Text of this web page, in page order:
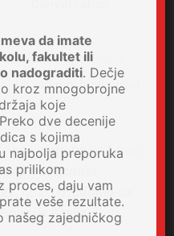
gradimo
„Mi radimo, budućnost
na početnu
budućnost
22.12.2017.godine sa
Kralja
da imate
fakultet ili
nadograditi. Dečje
kroz mnogobrojne
koje
dve decenije
s kojima
najbolja preporuka
prilikom
proces, daju vam
veše rezultate.
našeg zajedničkog